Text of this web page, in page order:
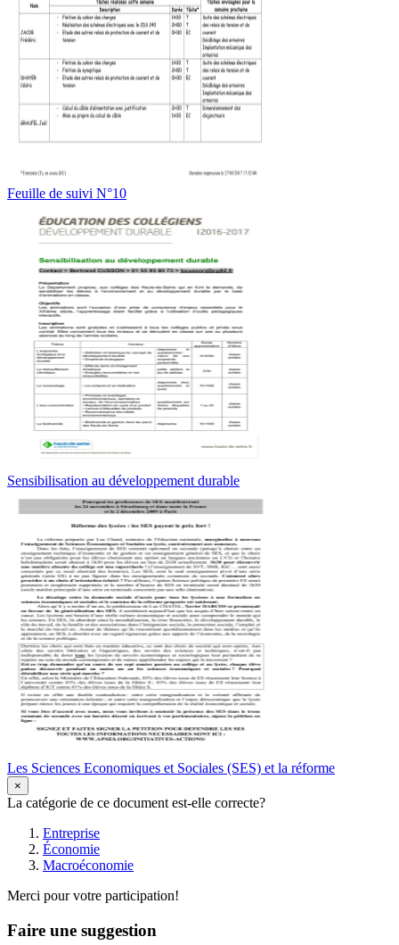
Feuille de suivi N°10
Sensibilisation au développement durable
Les Sciences Economiques et Sociales (SES) et la réforme
×
La catégorie de ce document est-elle correcte?
Entreprise
Économie
Macroéconomie
Merci pour votre participation!
Faire une suggestion